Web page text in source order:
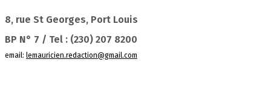
8, rue St Georges, Port Louis
BP N° 7 / Tel : (230) 207 8200
email: lemauricien.redaction@gmail.com